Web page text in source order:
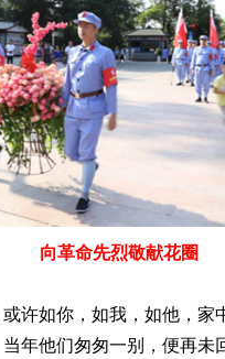
向革命先烈敬献花圈
如你，如我，如他，家
年他们匆匆一别，便再未